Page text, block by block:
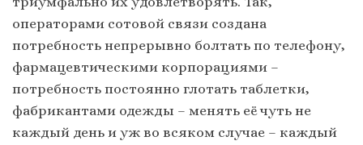
операторами сотовой связи создана
потребность непрерывно болтать по телефону,
фармацевтическими корпорациями –
потребность постоянно глотать таблетки,
фабрикантами одежды – менять её чуть не
каждый день и уж во всяком случае – каждый